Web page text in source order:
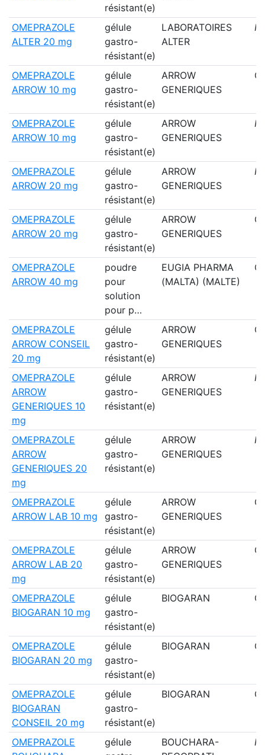
résistant(e)
OMEPRAZOLE
ALTER 20 mg
gélule
gastro-
résistant(e)
LABORATOIRES
ALTER
OMEPRAZOLE
ARROW 10 mg
gélule
gastro-
résistant(e)
ARROW
GENERIQUES
OMEPRAZOLE
ARROW 10 mg
gélule
gastro-
résistant(e)
ARROW
GENERIQUES
OMEPRAZOLE
ARROW 20 mg
gélule
gastro-
résistant(e)
ARROW
GENERIQUES
OMEPRAZOLE
ARROW 20 mg
gélule
gastro-
résistant(e)
ARROW
GENERIQUES
OMEPRAZOLE
ARROW 40 mg
poudre
pour
solution
pour p…
EUGIA PHARMA
(MALTA) (MALTE)
OMEPRAZOLE
ARROW CONSEIL
20 mg
gélule
gastro-
résistant(e)
ARROW
GENERIQUES
OMEPRAZOLE
ARROW
GENERIQUES 10
mg
gélule
gastro-
résistant(e)
ARROW
GENERIQUES
OMEPRAZOLE
ARROW
GENERIQUES 20
mg
gélule
gastro-
résistant(e)
ARROW
GENERIQUES
OMEPRAZOLE
ARROW LAB 10 mg
gélule
gastro-
résistant(e)
ARROW
GENERIQUES
OMEPRAZOLE
ARROW LAB 20
mg
gélule
gastro-
résistant(e)
ARROW
GENERIQUES
OMEPRAZOLE
BIOGARAN 10 mg
gélule
gastro-
résistant(e)
BIOGARAN
OMEPRAZOLE
BIOGARAN 20 mg
gélule
gastro-
résistant(e)
BIOGARAN
OMEPRAZOLE
BIOGARAN
CONSEIL 20 mg
gélule
gastro-
résistant(e)
BIOGARAN
OMEPRAZOLE
gélule
BOUCHARA-